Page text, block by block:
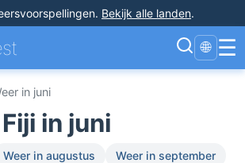
. Bekijk alle landen.
🌐 ☰
in juni
in juni
Weer in augustus
Weer in september